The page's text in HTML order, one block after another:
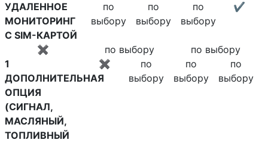
УДАЛЕННОЕ
МОНИТОРИНГ
С SIM-КАРТОЙ
по
выбору
по
выбору
по
выбору
✔
✖ по выбору
по выбору
1
ДОПОЛНИТЕЛЬНАЯ
ОПЦИЯ
(СИГНАЛ,
МАСЛЯНЫЙ,
ТОПЛИВНЫЙ
✖
по
выбору
по
выбору
по
выбору